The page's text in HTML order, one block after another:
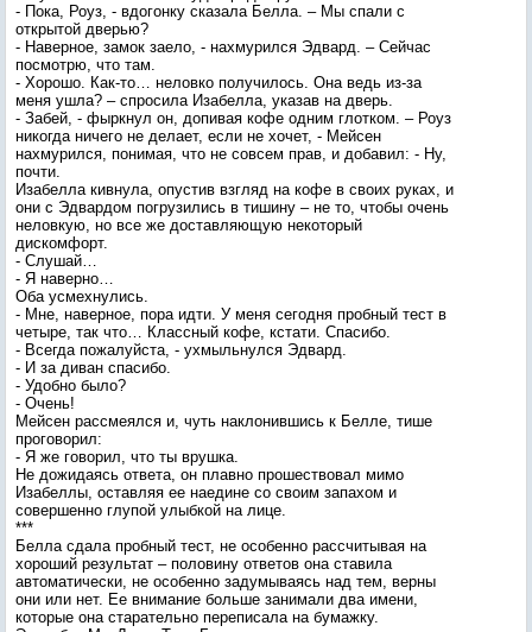
- Пока, Роуз, - вдогонку сказала Белла. – Мы спали с
открытой дверью?
- Наверное, замок заело, - нахмурился Эдвард. – Сейчас
посмотрю, что там.
- Хорошо. Как-то… неловко получилось. Она ведь из-за
меня ушла? – спросила Изабелла, указав на дверь.
- Забей, - фыркнул он, допивая кофе одним глотком. – Роуз
никогда ничего не делает, если не хочет, - Мейсен
нахмурился, понимая, что не совсем прав, и добавил: - Ну,
почти.
Изабелла кивнула, опустив взгляд на кофе в своих руках, и
они с Эдвардом погрузились в тишину – не то, чтобы очень
неловкую, но все же доставляющую некоторый
дискомфорт.
- Слушай…
- Я наверно…
Оба усмехнулись.
- Мне, наверное, пора идти. У меня сегодня пробный тест в
четыре, так что… Классный кофе, кстати. Спасибо.
- Всегда пожалуйста, - ухмыльнулся Эдвард.
- И за диван спасибо.
- Удобно было?
- Очень!
Мейсен рассмеялся и, чуть наклонившись к Белле, тише
проговорил:
- Я же говорил, что ты врушка.
Не дожидаясь ответа, он плавно прошествовал мимо
Изабеллы, оставляя ее наедине со своим запахом и
совершенно глупой улыбкой на лице.
***
Белла сдала пробный тест, не особенно рассчитывая на
хороший результат – половину ответов она ставила
автоматически, не особенно задумываясь над тем, верны
они или нет. Ее внимание больше занимали два имени,
которые она старательно переписала на бумажку.